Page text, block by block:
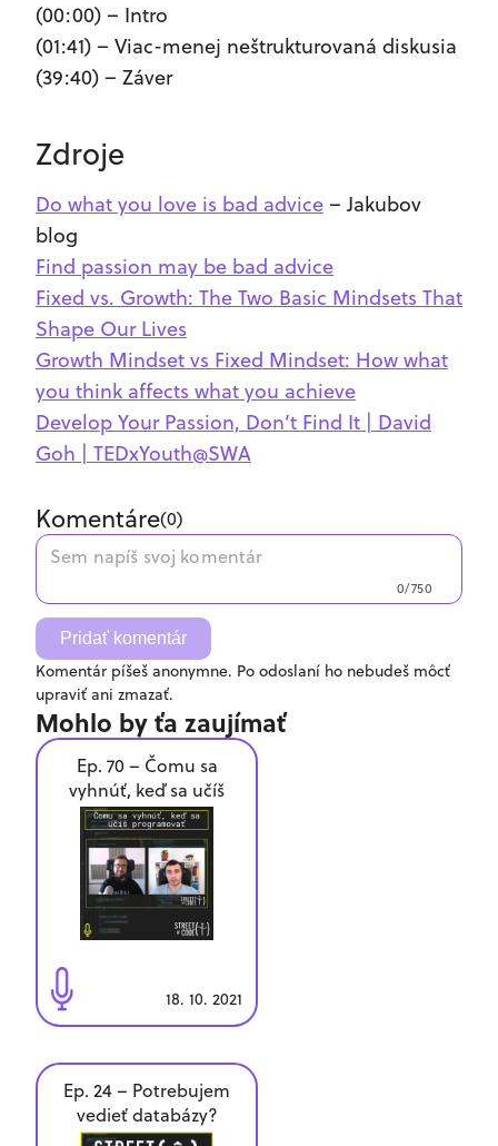
(00:00) – Intro
(01:41) – Viac-menej neštrukturovaná diskusia
(39:40) – Záver
Zdroje
Do what you love is bad advice – Jakubov
blog
Find passion may be bad advice
Fixed vs. Growth: The Two Basic Mindsets That
Shape Our Lives
Growth Mindset vs Fixed Mindset: How what
you think affects what you achieve
Develop Your Passion, Don’t Find It | David
Goh | TEDxYouth@SWA
Komentáre(0)
0/750
Pridať komentár
Komentár píšeš anonymne. Po odoslaní ho nebudeš môcť
upraviť ani zmazať.
Mohlo by ťa zaujímať
Ep. 70 – Čomu sa
vyhnúť, keď sa učíš
programovať
18. 10. 2021
Ep. 24 – Potrebujem
vedieť databázy?